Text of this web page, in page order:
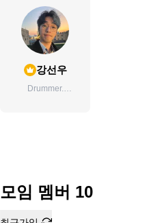
강선우
Drummer.
모임 멤버 10